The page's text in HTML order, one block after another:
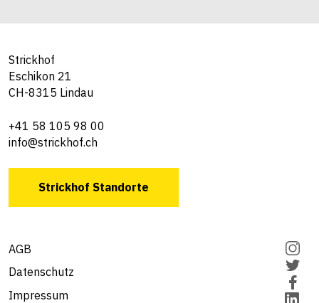
Strickhof
Eschikon 21
CH-8315 Lindau
+41 58 105 98 00
info@strickhof.ch
Strickhof Standorte
AGB
Datenschutz
Impressum